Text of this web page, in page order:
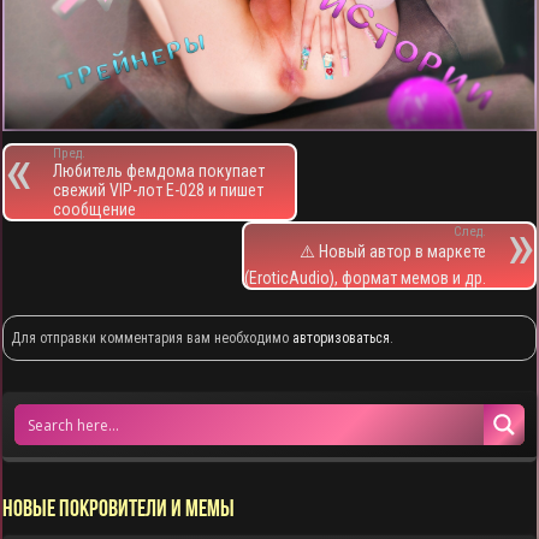
Пред.
Любитель фемдома покупает
свежий VIP-лот E-028 и пишет
сообщение
След.
⚠️ Новый автор в маркете
(EroticAudio), формат мемов и др.
Для отправки комментария вам необходимо авторизоваться.
НОВЫЕ ПОКРОВИТЕЛИ И МЕМЫ